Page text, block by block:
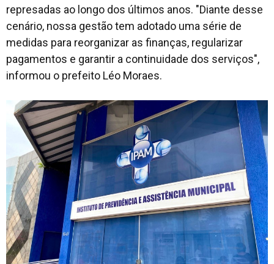
represadas ao longo dos últimos anos. "Diante desse
cenário, nossa gestão tem adotado uma série de
medidas para reorganizar as finanças, regularizar
pagamentos e garantir a continuidade dos serviços",
informou o prefeito Léo Moraes.